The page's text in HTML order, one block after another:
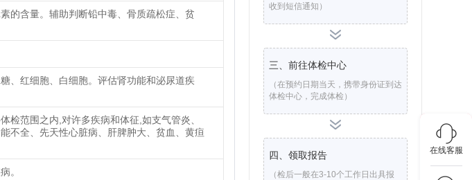
在线客服
的含量。辅助判断铅中毒、骨质疏松症、贫
、红细胞、白细胞。评估肾功能和泌尿道疾
检范围之内,对许多疾病和体征,如支气管炎、
不全、先天性心脏病、肝脾肿大、贫血、黄疸
。
收到短信通知）
三、前往体检中心
（在预约日期当天，携带身份证到达
体检中心，完成体检）
四、领取报告
（检后一般在3-10个工作日出具报